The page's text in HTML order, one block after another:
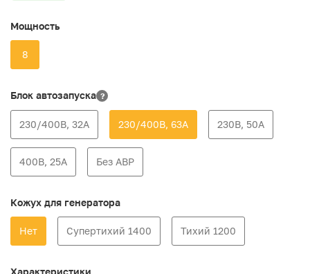
Мощность
8
Блок автозапуска ?
230/400В, 32А 230/400В, 63А 230В, 50А
400В, 25А Без АВР
Кожух для генератора
Нет Супертихий 1400 Тихий 1200
Характеристики